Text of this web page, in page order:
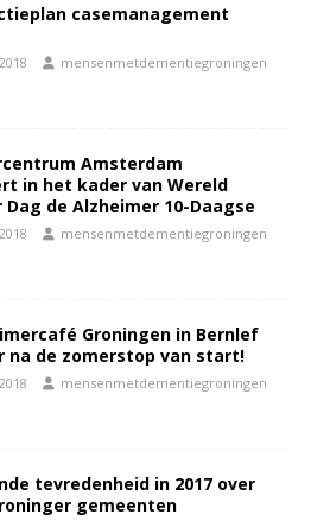
casemanagement
mensenmetdementiegroningen
Amsterdam
in het kader van Wereld
de Alzheimer 10-Daagse
mensenmetdementiegroningen
Groningen in Bernlef
na de zomerstop van start!
mensenmetdementiegroningen
tevredenheid in 2017 over
gemeenten